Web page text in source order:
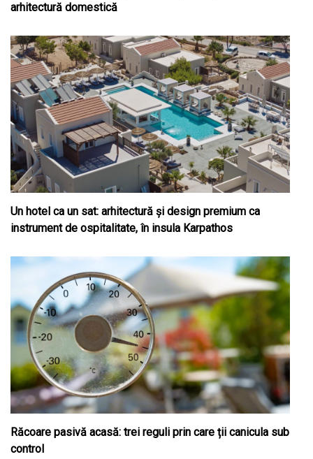
arhitectură domestică
Un hotel ca un sat: arhitectură și design premium ca
instrument de ospitalitate, în insula Karpathos
Răcoare pasivă acasă: trei reguli prin care ții canicula sub
control